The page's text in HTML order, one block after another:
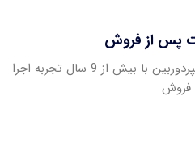
پس از فروش
پشتیبانی و مشاوره فنی تیم هایپردوربین با بیش از 9 سال تجربه اجرا
فروش